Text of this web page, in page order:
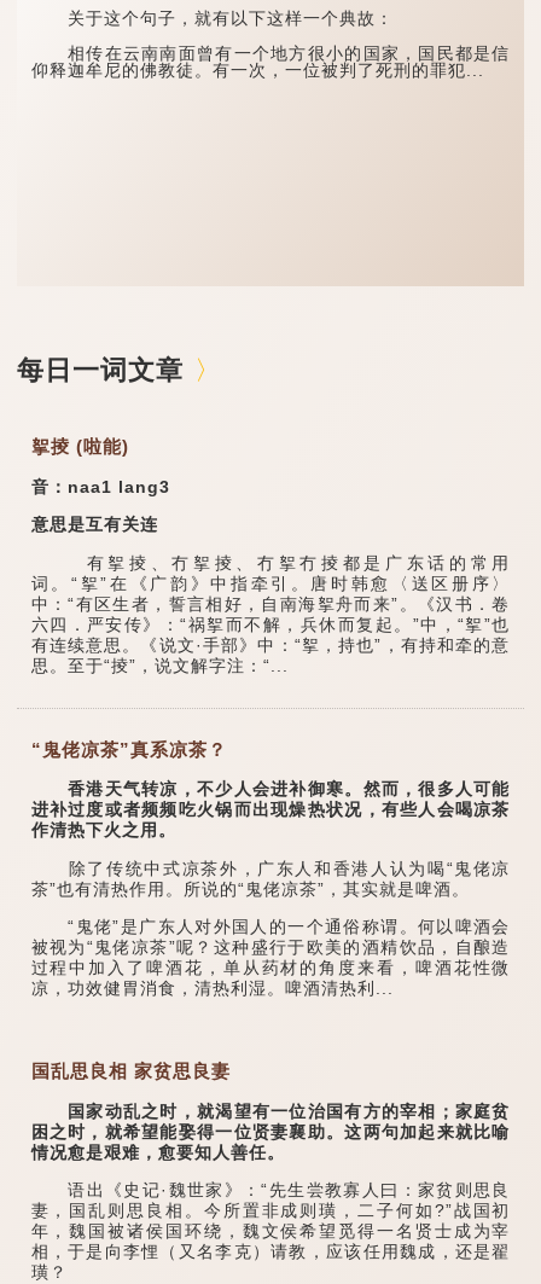
关于这个句子，就有以下这样一个典故：
相传在云南南面曾有一个地方很小的国家，国民都是信
仰释迦牟尼的佛教徒。有一次，一位被判了死刑的罪犯...
每日一词文章
挐掕 (啦能)
音：naa1 lang3
意思是互有关连
有挐掕、冇挐掕、冇挐冇掕都是广东话的常用
词。“挐”在《广韵》中指牵引。唐时韩愈〈送区册序〉
中：“有区生者，誓言相好，自南海挐舟而来”。《汉书．卷
六四．严安传》：“祸挐而不解，兵休而复起。”中，“挐”也
有连续意思。《说文·手部》中：“挐，持也”，有持和牵的意
思。至于“掕”，说文解字注：“...
“鬼佬凉茶”真系凉茶？
香港天气转凉，不少人会进补御寒。然而，很多人可能
进补过度或者频频吃火锅而出现燥热状况，有些人会喝凉茶
作清热下火之用。
除了传统中式凉茶外，广东人和香港人认为喝“鬼佬凉
茶”也有清热作用。所说的“鬼佬凉茶”，其实就是啤酒。
“鬼佬”是广东人对外国人的一个通俗称谓。何以啤酒会
被视为“鬼佬凉茶”呢？这种盛行于欧美的酒精饮品，自酿造
过程中加入了啤酒花，单从药材的角度来看，啤酒花性微
凉，功效健胃消食，清热利湿。啤酒清热利...
国乱思良相 家贫思良妻
国家动乱之时，就渴望有一位治国有方的宰相；家庭贫
困之时，就希望能娶得一位贤妻襄助。这两句加起来就比喻
情况愈是艰难，愈要知人善任。
语出《史记·魏世家》：“先生尝教寡人曰：家贫则思良
妻，国乱则思良相。今所置非成则璜，二子何如?”战国初
年，魏国被诸侯国环绕，魏文侯希望觅得一名贤士成为宰
相，于是向李悝（又名李克）请教，应该任用魏成，还是翟
璜？